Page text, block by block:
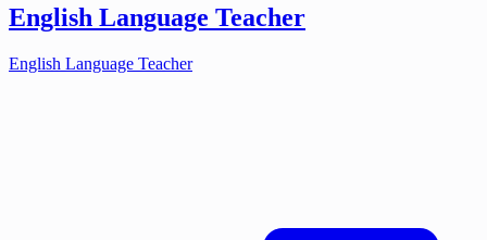
English Language Teacher
English Language Teacher